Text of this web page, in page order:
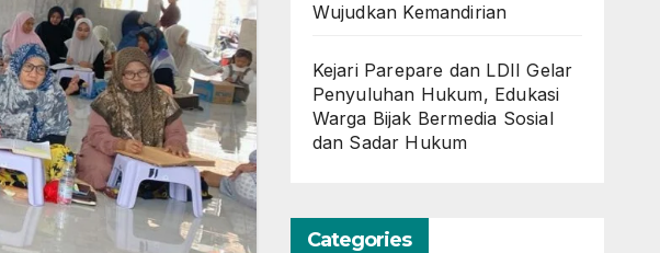
Wujudkan Kemandirian
Kejari Parepare dan LDII Gelar
Penyuluhan Hukum, Edukasi
Warga Bijak Bermedia Sosial
dan Sadar Hukum
Categories